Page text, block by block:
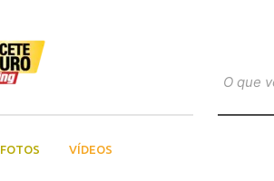
FOTOS VÍDEOS